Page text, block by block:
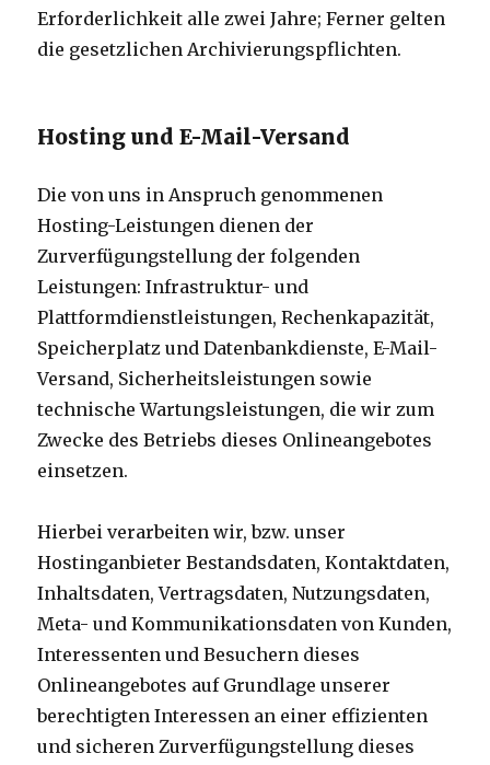
Erforderlichkeit alle zwei Jahre; Ferner gelten
die gesetzlichen Archivierungspflichten.
Hosting und E-Mail-Versand
Die von uns in Anspruch genommenen
Hosting-Leistungen dienen der
Zurverfügungstellung der folgenden
Leistungen: Infrastruktur- und
Plattformdienstleistungen, Rechenkapazität,
Speicherplatz und Datenbankdienste, E-Mail-
Versand, Sicherheitsleistungen sowie
technische Wartungsleistungen, die wir zum
Zwecke des Betriebs dieses Onlineangebotes
einsetzen.
Hierbei verarbeiten wir, bzw. unser
Hostinganbieter Bestandsdaten, Kontaktdaten,
Inhaltsdaten, Vertragsdaten, Nutzungsdaten,
Meta- und Kommunikationsdaten von Kunden,
Interessenten und Besuchern dieses
Onlineangebotes auf Grundlage unserer
berechtigten Interessen an einer effizienten
und sicheren Zurverfügungstellung dieses